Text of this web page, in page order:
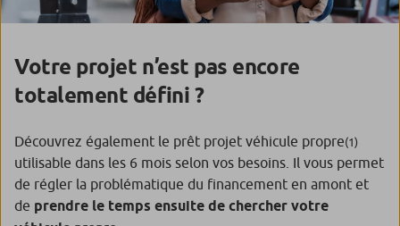
Votre projet n’est pas encore
totalement défini ?
Découvrez également le prêt projet véhicule propre(1)
utilisable dans les 6 mois selon vos besoins. Il vous permet
de régler la problématique du financement en amont et
de prendre le temps ensuite de chercher votre